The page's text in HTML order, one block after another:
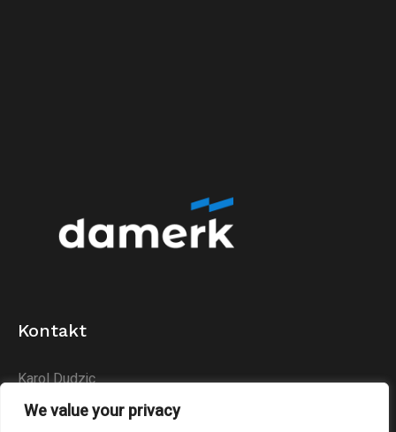
We value your privacy
Kontakt
Karol Dudzic
Huta Podłysica 24B
26-004 Bieliny